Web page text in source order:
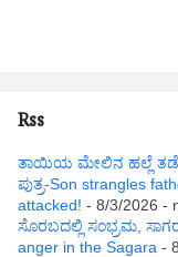
Rss
ತಾಯಿಯ ಮೇಲಿನ ಹಲ್ಲೆ
ಪುತ್ರ-Son strangles
attacked! - 8/3/2026 -
ಸೊರಬದಲ್ಲಿ ಸಂಭ್ರಮ,
anger in the Sagara -